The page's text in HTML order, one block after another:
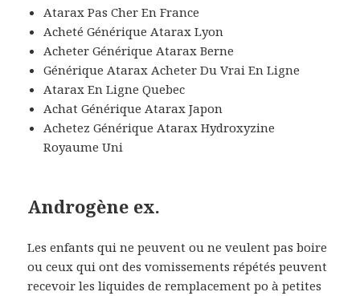
Atarax Pas Cher En France
Acheté Générique Atarax Lyon
Acheter Générique Atarax Berne
Générique Atarax Acheter Du Vrai En Ligne
Atarax En Ligne Quebec
Achat Générique Atarax Japon
Achetez Générique Atarax Hydroxyzine
Royaume Uni
Androgène ex.
Les enfants qui ne peuvent ou ne veulent pas boire
ou ceux qui ont des vomissements répétés peuvent
recevoir les liquides de remplacement po à petites